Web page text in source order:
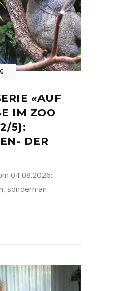
«AUF
IM ZOO
5):
DER
04.08.2026:
sondern an